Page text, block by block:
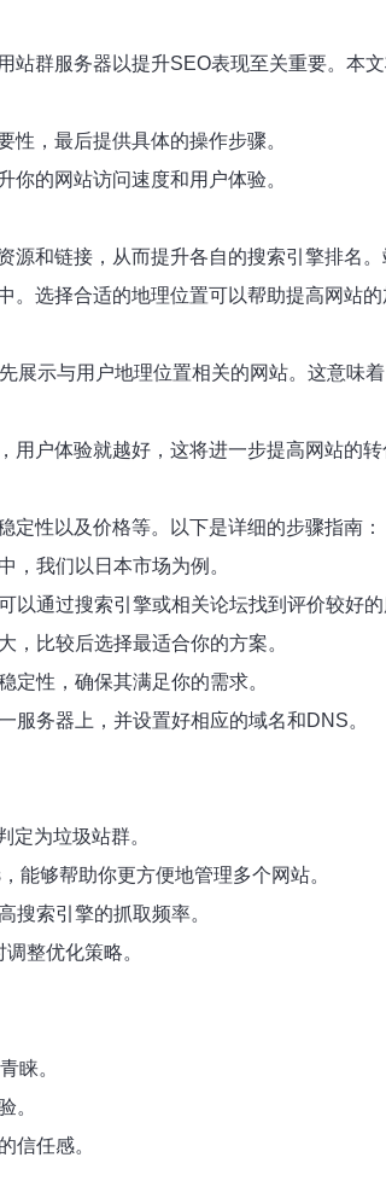
群服务器以提升SEO表现至关重要。本
，最后提供具体的操作步骤。
的网站访问速度和用户体验。
和链接，从而提升各自的搜索引擎排名
选择合适的地理位置可以帮助提高网站的
示与用户地理位置相关的网站。这意味
户体验就越好，这将进一步提高网站的转
性以及价格等。以下是详细的步骤指南：
，我们以日本市场为例。
通过搜索引擎或相关论坛找到评价较好的
，比较后选择最适合你的方案。
定性，确保其满足你的需求。
务器上，并设置好相应的域名和DNS。
定为垃圾站群。
能够帮助你更方便地管理多个网站。
搜索引擎的抓取频率。
整优化策略。
睐。
。
信任感。